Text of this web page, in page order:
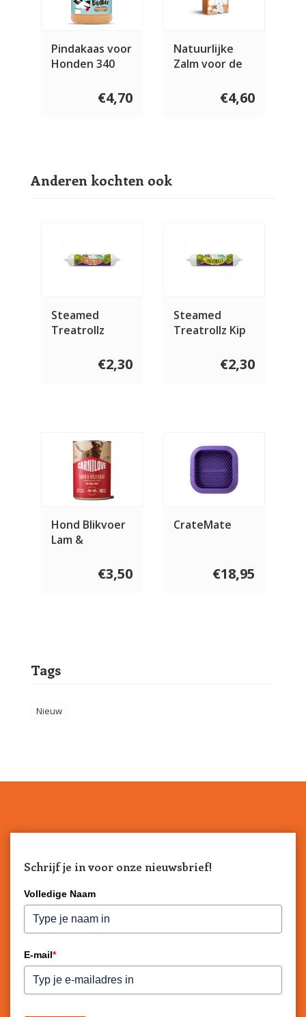
Pindakaas voor
Honden 340
€4,70
Natuurlijke
Zalm voor de
€4,60
Anderen kochten ook
Steamed
Treatrollz
€2,30
Steamed
Treatrollz Kip
€2,30
Hond Blikvoer
Lam &
€3,50
CrateMate
€18,95
Tags
Nieuw
Schrijf je in voor onze nieuwsbrief!
Volledige Naam
E-mail*